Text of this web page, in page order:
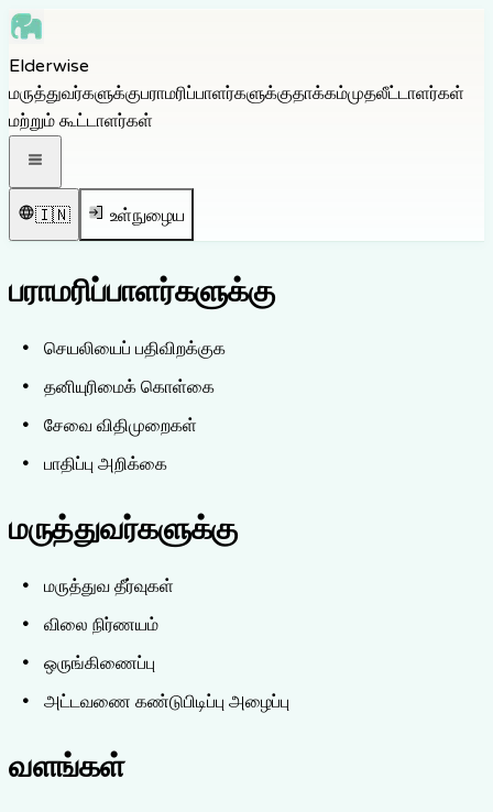
Skip to navigation
Skip to footer
Elderwise
மருத்துவர்களுக்குபராமரிப்பாளர்களுக்குதாக்கம்முதலீட்டாளர்கள்
மற்றும் கூட்டாளர்கள்
🇮🇳 உள்நுழைய
பராமரிப்பாளர்களுக்கு
செயலியைப் பதிவிறக்குக
தனியுரிமைக் கொள்கை
சேவை விதிமுறைகள்
பாதிப்பு அறிக்கை
மருத்துவர்களுக்கு
மருத்துவ தீர்வுகள்
விலை நிர்ணயம்
ஒருங்கிணைப்பு
அட்டவணை கண்டுபிடிப்பு அழைப்பு
வளங்கள்